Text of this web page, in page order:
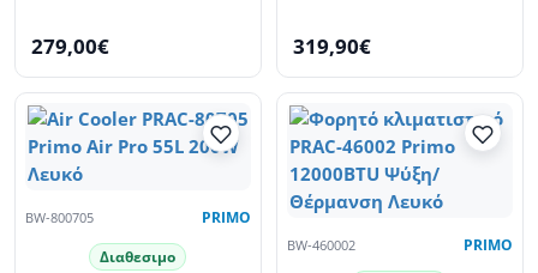
279,00€ 319,90€
BW-800705 PRIMO
Διαθεσιμο
BW-460002 PRIMO